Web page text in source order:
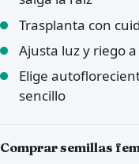
Trasplanta con
Ajusta luz y riego
Elige
sencillo
Comprar semillas